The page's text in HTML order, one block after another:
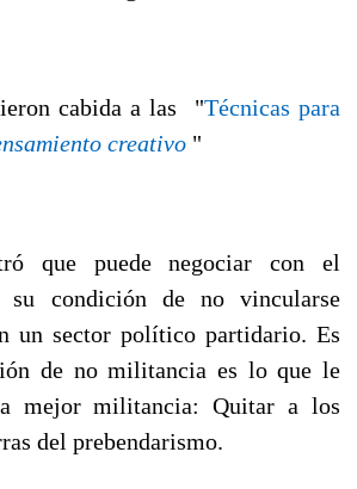
cabida a las "Técnicas para
creativo "
que puede negociar con el
su condición de no vincularse
un sector político partidario. Es
de no militancia es lo que le
mejor militancia: Quitar a los
del prebendarismo.